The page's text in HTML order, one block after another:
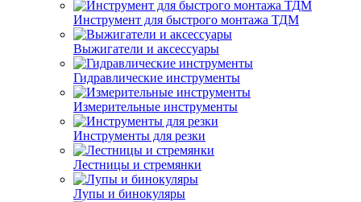
Инструмент для быстрого монтажа ТДМ
Выжигатели и аксессуары
Гидравлические инструменты
Измерительные инструменты
Инструменты для резки
Лестницы и стремянки
Лупы и бинокуляры